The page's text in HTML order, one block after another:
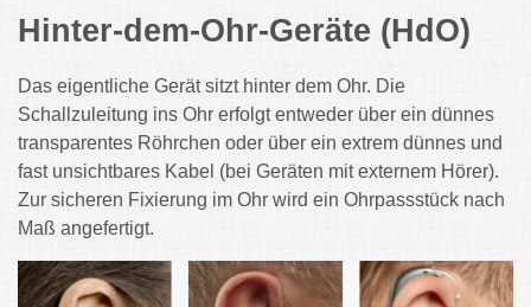
Hinter-dem-Ohr-Geräte (HdO)
Das eigentliche Gerät sitzt hinter dem Ohr. Die
Schallzuleitung ins Ohr erfolgt entweder über ein dünnes
transparentes Röhrchen oder über ein extrem dünnes und
fast unsichtbares Kabel (bei Geräten mit externem Hörer).
Zur sicheren Fixierung im Ohr wird ein Ohrpassstück nach
Maß angefertigt.